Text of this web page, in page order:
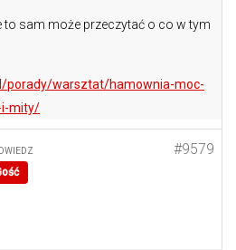
to sam może przeczytać o co w tym
porady/warsztat/hamownia-moc-
i-mity/
#9579